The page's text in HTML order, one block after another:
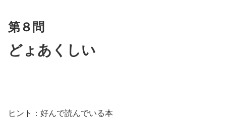
第８問
どょあくしい
ヒント： 好んで読んでいる本